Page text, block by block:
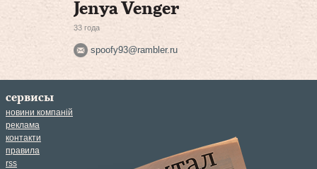
Jenya Venger
33 года
spoofy93@rambler.ru
сервисы
новини компаній
реклама
контакти
правила
rss